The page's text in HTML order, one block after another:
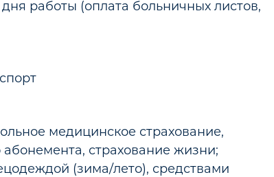
работы (оплата больничных листов,
медицинское страхование,
страхование жизни;
(зима/лето), средствами